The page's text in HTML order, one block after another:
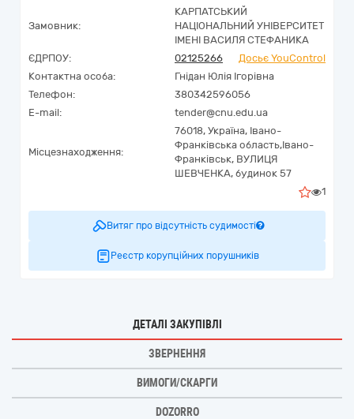
Замовник:
КАРПАТСЬКИЙ
НАЦІОНАЛЬНИЙ УНІВЕРСИТЕТ
ІМЕНІ ВАСИЛЯ СТЕФАНИКА
ЄДРПОУ:
02125266
Досьє YouControl
Контактна особа:
Гнідан Юлія Ігорівна
Телефон:
380342596056
E-mail:
tender@cnu.edu.ua
Місцезнаходження:
76018, Україна, Івано-
Франківська область,Івано-
Франківськ, ВУЛИЦЯ
ШЕВЧЕНКА, будинок 57
1
Витяг про відсутність судимості
Реєстр корупційних порушників
ДЕТАЛІ ЗАКУПІВЛІ
ЗВЕРНЕННЯ
ВИМОГИ/СКАРГИ
DOZORRO